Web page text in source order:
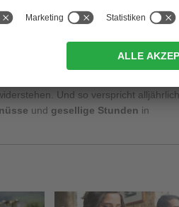
im Volksmund „Buschen“
Bezeichnung Buschenschank.
Heimische an die reich gedeckten
Und so verspricht
und gesellige Stunden in